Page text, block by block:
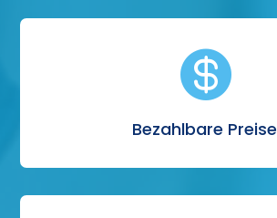

Bezahlbare Preise